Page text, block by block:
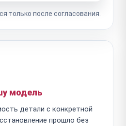
только после согласования.
модель
детали с конкретной
прошло без